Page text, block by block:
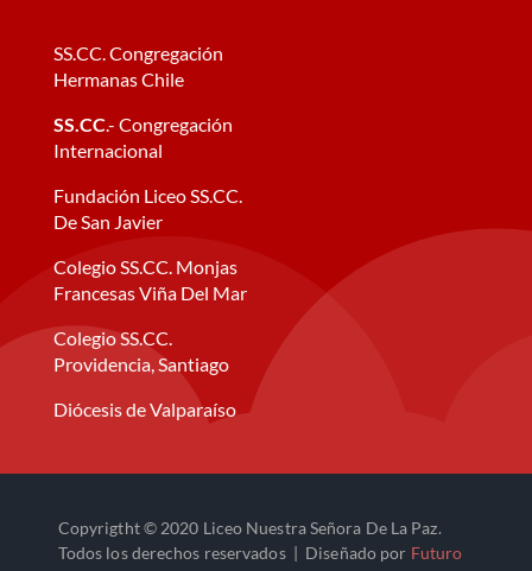
SS.CC. Congregación
Hermanas Chile
SS.CC.- Congregación
Internacional
Fundación Liceo SS.CC.
De San Javier
Colegio SS.CC. Monjas
Francesas Viña Del Mar
Colegio SS.CC.
Providencia, Santiago
Diócesis de Valparaíso
Copyrigtht © 2020 Liceo Nuestra Señora De La Paz.
Todos los derechos reservados | Diseñado por Futuro